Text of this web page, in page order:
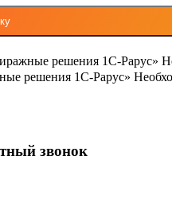
решения 1С-Рарус»
решения 1С-Рарус»
звонок